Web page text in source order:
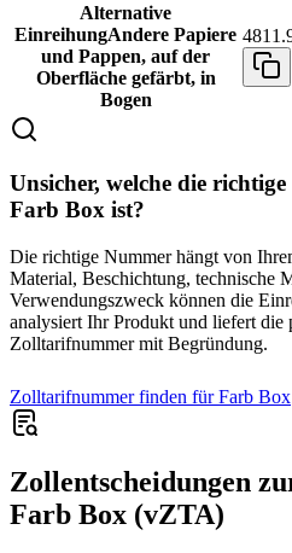
Alternative
EinreihungAndere Papiere
und Pappen, auf der
Oberfläche gefärbt, in
Bogen
Unsicher, welche die
Farb Box ist?
Die richtige Nummer hängt von
Material, Beschichtung, technische
Verwendungszweck können die
analysiert Ihr Produkt und liefert die
Zolltarifnummer mit Begründung.
Zolltarifnummer finden für Farb Box
Zollentscheidungen
Farb Box (vZTA)